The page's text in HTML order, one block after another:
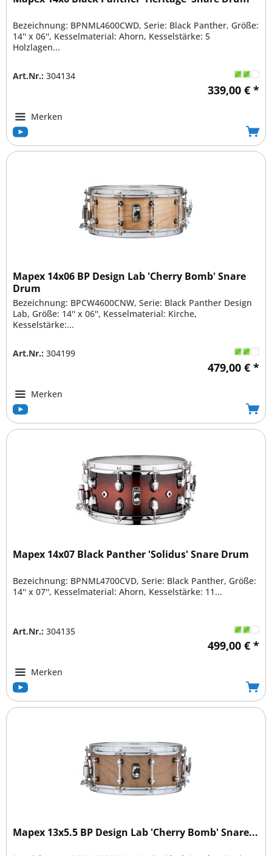
Bezeichnung: BPNML4600CWD, Serie: Black Panther, Größe:
14'' x 06'', Kesselmaterial: Ahorn, Kesselstärke: 5
Holzlagen...
Art.Nr.: 304134
339,00 € *
Merken
Mapex 14x06 BP Design Lab 'Cherry Bomb' Snare
Drum
Bezeichnung: BPCW4600CNW, Serie: Black Panther Design
Lab, Größe: 14'' x 06'', Kesselmaterial: Kirche,
Kesselstärke:...
Art.Nr.: 304199
479,00 € *
Merken
Mapex 14x07 Black Panther 'Solidus' Snare Drum
Bezeichnung: BPNML4700CVD, Serie: Black Panther, Größe:
14'' x 07'', Kesselmaterial: Ahorn, Kesselstärke: 11...
Art.Nr.: 304135
499,00 € *
Merken
Mapex 13x5.5 BP Design Lab 'Cherry Bomb' Snare...